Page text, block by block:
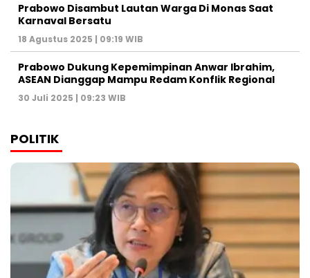
Prabowo Disambut Lautan Warga Di Monas Saat
Karnaval Bersatu
18 Agustus 2025 | 09:19 WIB
Prabowo Dukung Kepemimpinan Anwar Ibrahim,
ASEAN Dianggap Mampu Redam Konflik Regional
30 Juli 2025 | 09:23 WIB
POLITIK